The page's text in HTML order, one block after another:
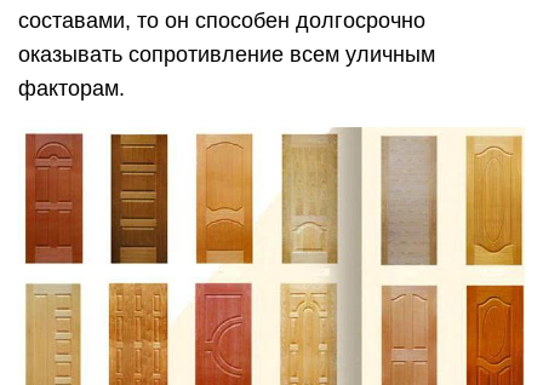
составами, то он способен долгосрочно
оказывать сопротивление всем уличным
факторам.